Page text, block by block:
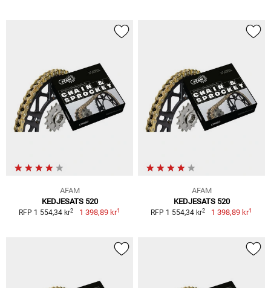
AFAM
KEDJESATS 520
RFP 1 554,34 kr2 1 398,89 kr1
AFAM
KEDJESATS 520
RFP 1 554,34 kr2 1 398,89 kr1